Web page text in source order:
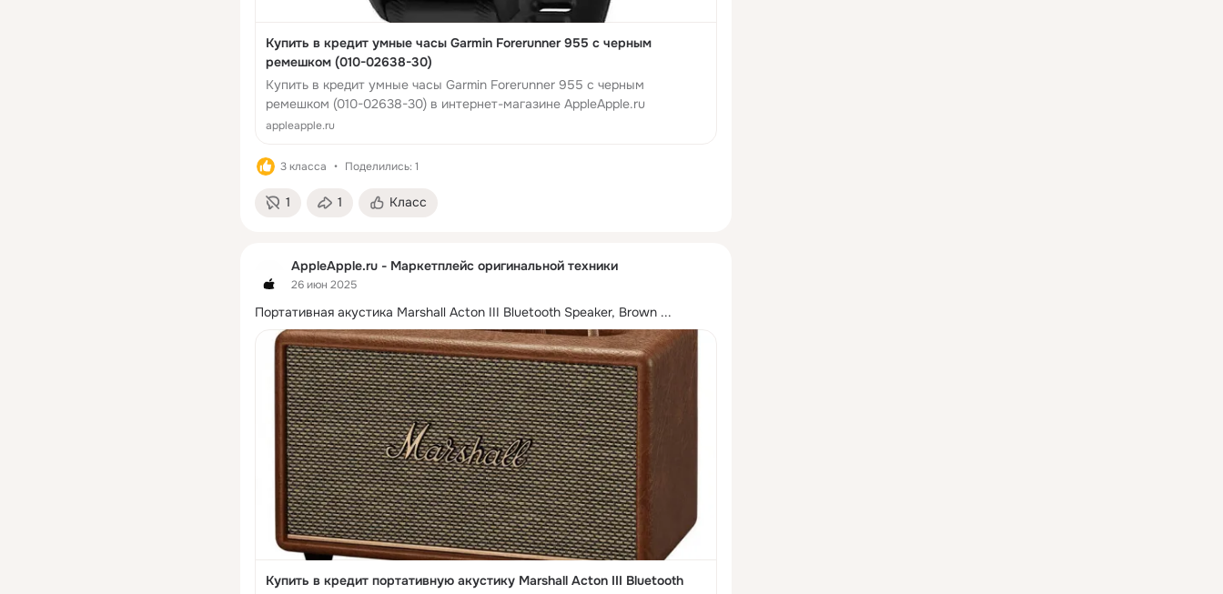
Купить в кредит умные часы Garmin Forerunner 955 с черным
ремешком (010-02638-30)
Купить в кредит умные часы Garmin Forerunner 955 с черным
ремешком (010-02638-30) в интернет-магазине AppleApple.ru
appleapple.ru
3 класса Поделились: 1
1 1 Класс
AppleApple.ru - Маркетплейс оригинальной техники
26 июн 2025
Портативная акустика Marshall Acton III Bluetooth Speaker, Brown ...
Купить в кредит портативную акустику Marshall Acton III Bluetooth